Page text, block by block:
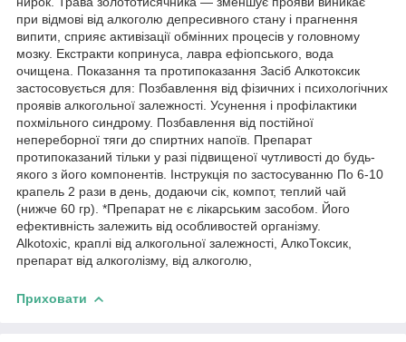
при відмові від алкоголю депресивного стану і прагнення
випити, сприяє активізації обмінних процесів у головному
мозку. Екстракти копринуса, лавра ефіопського, вода
очищена. Показання та протипоказання Засіб Алкотоксик
застосовується для: Позбавлення від фізичних і психологічних
проявів алкогольної залежності. Усунення і профілактики
похмільного синдрому. Позбавлення від постійної
непереборної тяги до спиртних напоїв. Препарат
протипоказаний тільки у разі підвищеної чутливості до будь-
якого з його компонентів. Інструкція по застосуванню По 6-10
крапель 2 рази в день, додаючи сік, компот, теплий чай
(нижче 60 гр). *Препарат не є лікарським засобом. Його
ефективність залежить від особливостей організму.
Alkotoxic, краплі від алкогольної залежності, АлкоТоксик,
препарат від алкоголізму, від алкоголю,
Приховати